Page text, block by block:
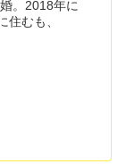
。2018年に
住むも、